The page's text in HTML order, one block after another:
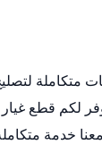
متكاملة
لكم قطع غيار
خدمة